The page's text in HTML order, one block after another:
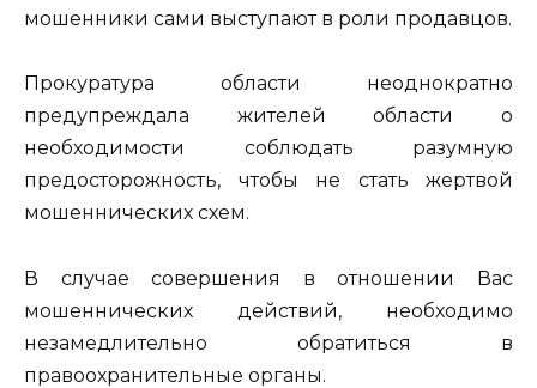
мошенники сами выступают в роли продавцов.
Прокуратура области неоднократно
предупреждала жителей области о
необходимости соблюдать разумную
предосторожность, чтобы не стать жертвой
мошеннических схем.
В случае совершения в отношении Вас
мошеннических действий, необходимо
незамедлительно обратиться в
правоохранительные органы.